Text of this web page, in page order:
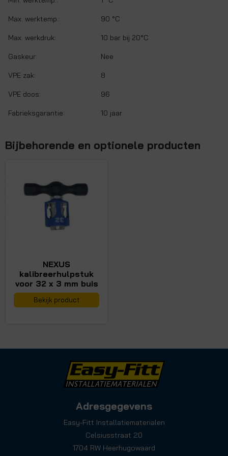
Max. werktemp.: 90 °C
Max. werkdruk: 10 bar bij 20°C
Gaskeur: Nee
VPE zak: 8
VPE doos: 96
Fabrieksgarantie: 10 jaar
Bijbehorende en optionele producten
NEXUS
kalibreerhulpstuk
voor 32 x 3 mm buis
Bekijk product
Adresgegevens
Easy-Fitt Installatiematerialen
Celsiusstraat 20
1704 RW Heerhugowaard